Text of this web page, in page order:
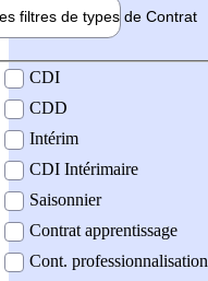
filtres de types de Contrat
contrat
CDI
CDD
Intérim
CDI Intérimaire
Saisonnier
Contrat apprentissage
Cont. professionnalisation